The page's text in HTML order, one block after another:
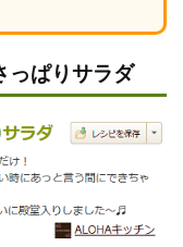
っぱりサラダ